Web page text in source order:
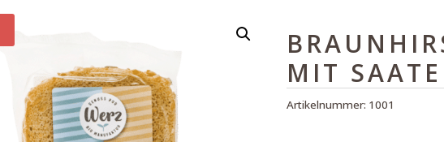
MIT
Artikelnummer: 1001